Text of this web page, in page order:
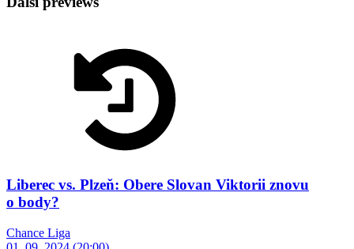
Liberec vs. Plzeň: Obere Slovan Viktorii znovu
o body?
Chance Liga